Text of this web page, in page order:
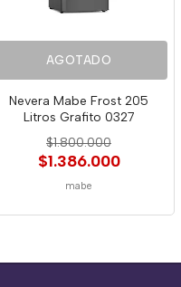
AGOTADO
Nevera Mabe Frost 205
Litros Grafito 0327
$1.800.000
$1.386.000
mabe